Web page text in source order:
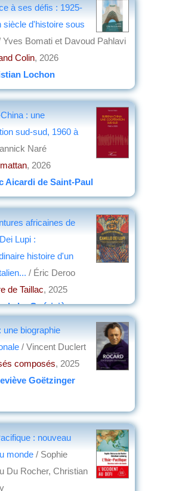
à ses défis : 1925-
siècle d'histoire sous
Yves Bomati et Davoud Pahlavi
Colin, 2026
Lochon
: une
sud-sud, 1960 à
Naré
, 2026
Aicardi de Saint-Paul
africaines de
Lupi :
histoire d'un
/ Éric Deroo
de Taillac, 2025
de La Guérivière
une biographie
/ Vincent Duclert
composés, 2025
Goëtzinger
: nouveau
monde / Sophie
Du Rocher, Christian